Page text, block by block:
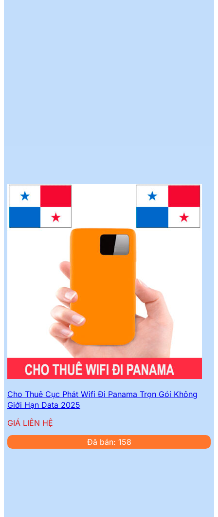
Cho Thuê Cục Phát Wifi Đi Panama Trọn Gói Không
Giới Hạn Data 2025
GIÁ LIÊN HỆ
Đã bán: 158